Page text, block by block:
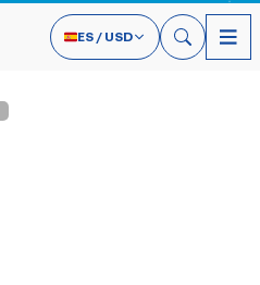
ES / USD